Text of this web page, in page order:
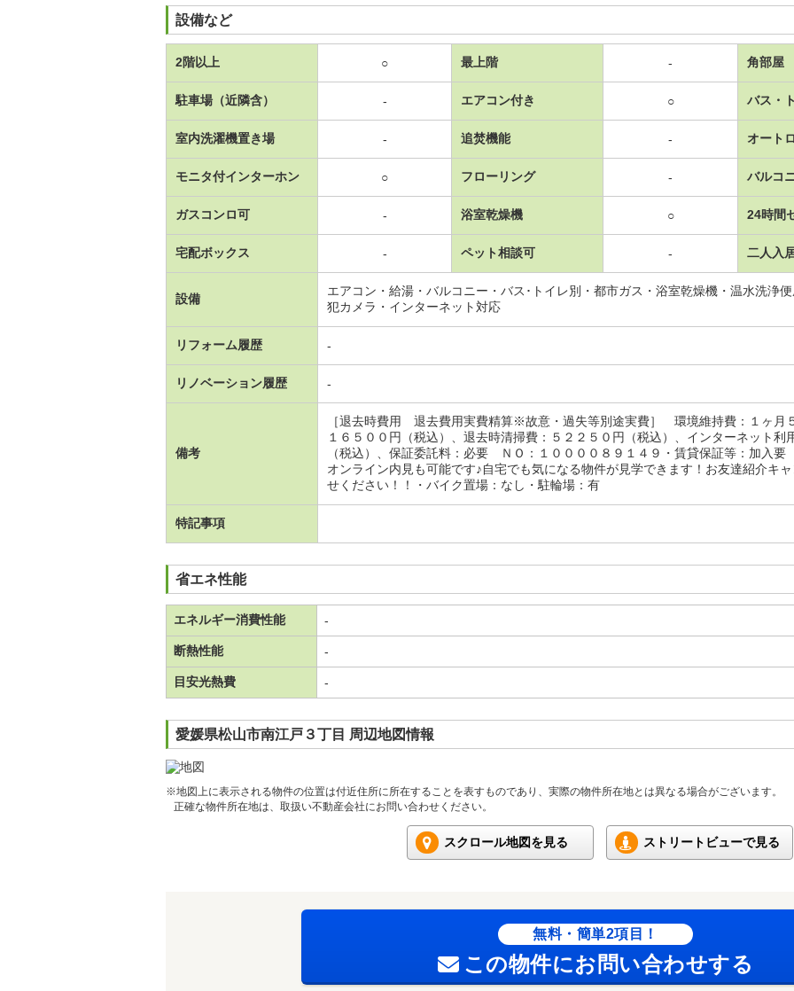
設備など
2階以上 ○ 最上階 - 角部屋
駐車場（近隣含） - エアコン付き ○ バス・
室内洗濯機置き場 - 追焚機能 - オート
モニタ付インターホン ○ フローリング - バルコ
ガスコンロ可 - 浴室乾燥機 ○ 24時間
宅配ボックス - ペット相談可 - 二人入
設備
エアコン・給湯・バルコニー・バス･トイレ別・都市ガス・浴室乾燥機・温水洗浄
犯カメラ・インターネット対応
リフォーム履歴 -
リノベーション履歴 -
備考
［退去時費用 退去費用実費精算※故意・過失等別途実費］ 環境維持費：１ヶ月
１６５００円（税込）、退去時清掃費：５２２５０円（税込）、インターネット
（税込）、保証委託料：必要 ＮＯ：１００００８９１４９・賃貸保証等：加入要
オンライン内見も可能です♪自宅でも気になる物件が見学できます！お友達紹介キ
せください！！・バイク置場：なし・駐輪場：有
特記事項
省エネ性能
エネルギー消費性能 -
断熱性能 -
目安光熱費 -
愛媛県松山市南江戸３丁目 周辺地図情報
※地図上に表示される物件の位置は付近住所に所在することを表すものであり、実際の物件所在地とは異なる場合がございます。
正確な物件所在地は、取扱い不動産会社にお問い合わせください。
スクロール地図を見る ストリートビューで見る
無料・簡単2項目！
この物件にお問い合わせする